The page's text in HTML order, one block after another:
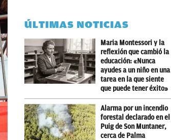
ÚLTIMAS NOTICIAS
Maria Montessori y la
reflexión que cambió la
educación: «Nunca
ayudes a un niño en una
tarea en la que siente
que puede tener éxito»
Alarma por un incendio
forestal declarado en el
Puig de Son Muntaner,
cerca de Palma